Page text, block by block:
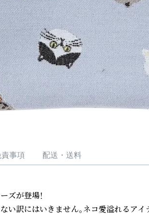
事項 配送・送料
ズが登場！
い訳にはいきません。ネコ愛溢れるアイ